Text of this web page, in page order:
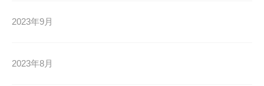
2023年9月
2023年8月